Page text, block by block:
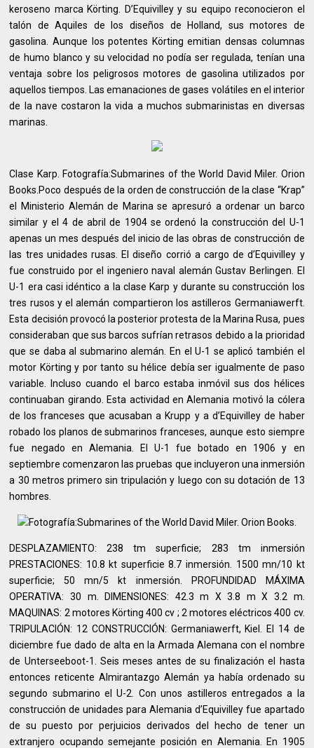
keroseno marca Körting. D’Equivilley y su equipo reconocieron el
talón de Aquiles de los diseños de Holland, sus motores de
gasolina. Aunque los potentes Körting emitian densas columnas
de humo blanco y su velocidad no podía ser regulada, tenían una
ventaja sobre los peligrosos motores de gasolina utilizados por
aquellos tiempos. Las emanaciones de gases volátiles en el interior
de la nave costaron la vida a muchos submarinistas en diversas
marinas.
Clase Karp. Fotografía:Submarines of the World David Miler. Orion
Books.Poco después de la orden de construcción de la clase “Krap”
el Ministerio Alemán de Marina se apresuró a ordenar un barco
similar y el 4 de abril de 1904 se ordenó la construcción del U-1
apenas un mes después del inicio de las obras de construcción de
las tres unidades rusas. El diseño corrió a cargo de d’Equivilley y
fue construido por el ingeniero naval alemán Gustav Berlingen. El
U-1 era casi idéntico a la clase Karp y durante su construcción los
tres rusos y el alemán compartieron los astilleros Germaniawerft.
Esta decisión provocó la posterior protesta de la Marina Rusa, pues
consideraban que sus barcos sufrían retrasos debido a la prioridad
que se daba al submarino alemán. En el U-1 se aplicó también el
motor Körting y por tanto su hélice debía ser igualmente de paso
variable. Incluso cuando el barco estaba inmóvil sus dos hélices
continuaban girando. Esta actividad en Alemania motivó la cólera
de los franceses que acusaban a Krupp y a d’Equivilley de haber
robado los planos de submarinos franceses, aunque esto siempre
fue negado en Alemania. El U-1 fue botado en 1906 y en
septiembre comenzaron las pruebas que incluyeron una inmersión
a 30 metros primero sin tripulación y luego con su dotación de 13
hombres.
DESPLAZAMIENTO: 238 tm superficie; 283 tm inmersión
PRESTACIONES: 10.8 kt superficie 8.7 inmersión. 1500 mn/10 kt
superficie; 50 mn/5 kt inmersión. PROFUNDIDAD MÁXIMA
OPERATIVA: 30 m. DIMENSIONES: 42.3 m X 3.8 m X 3.2 m.
MAQUINAS: 2 motores Körting 400 cv ; 2 motores eléctricos 400 cv.
TRIPULACIÓN: 12 CONSTRUCCIÓN: Germaniawerft, Kiel. El 14 de
diciembre fue dado de alta en la Armada Alemana con el nombre
de Unterseeboot-1. Seis meses antes de su finalización el hasta
entonces reticente Almirantazgo Alemán ya había ordenado su
segundo submarino el U-2. Con unos astilleros entregados a la
construcción de unidades para Alemania d’Equivilley fue apartado
de su puesto por perjuicios derivados del hecho de tener un
extranjero ocupando semejante posición en Alemania. En 1905